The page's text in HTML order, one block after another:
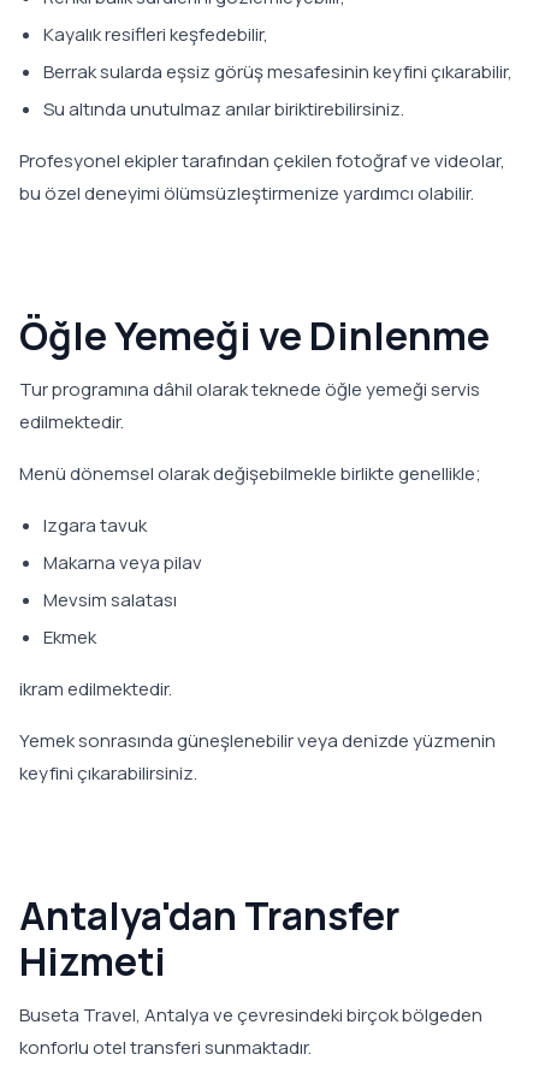
Kayalık resifleri keşfedebilir,
Berrak sularda eşsiz görüş mesafesinin keyfini çıkarabilir,
Su altında unutulmaz anılar biriktirebilirsiniz.
Profesyonel ekipler tarafından çekilen fotoğraf ve videolar,
bu özel deneyimi ölümsüzleştirmenize yardımcı olabilir.
Öğle Yemeği ve Dinlenme
Tur programına dâhil olarak teknede öğle yemeği servis
edilmektedir.
Menü dönemsel olarak değişebilmekle birlikte genellikle;
Izgara tavuk
Makarna veya pilav
Mevsim salatası
Ekmek
ikram edilmektedir.
Yemek sonrasında güneşlenebilir veya denizde yüzmenin
keyfini çıkarabilirsiniz.
Antalya'dan Transfer
Hizmeti
Buseta Travel, Antalya ve çevresindeki birçok bölgeden
konforlu otel transferi sunmaktadır.